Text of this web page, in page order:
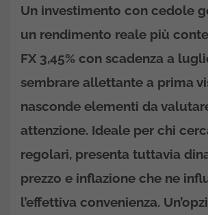
Un investimento con cedole
un rendimento reale più
FX 3,45% con scadenza a
sembrare allettante a prima
nasconde elementi da
attenzione. Ideale per chi
regolari, presenta tuttavia
prezzo e inflazione che ne
l’effettiva convenienza.